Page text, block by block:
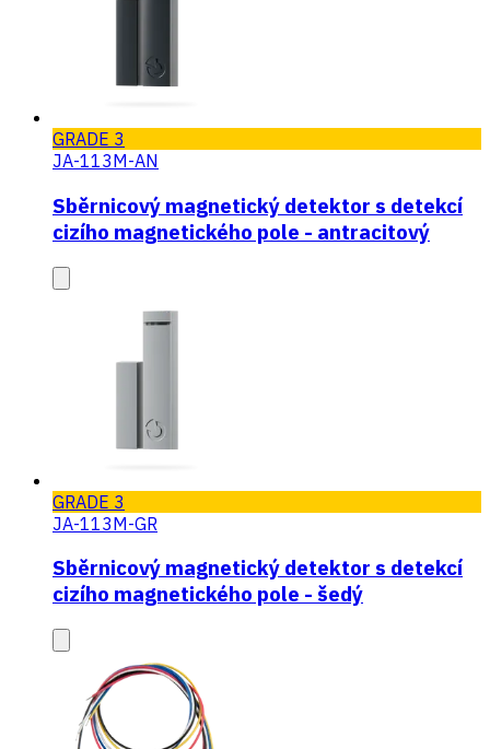
GRADE 3
JA-113M-AN
Sběrnicový magnetický detektor s detekcí
cizího magnetického pole - antracitový
GRADE 3
JA-113M-GR
Sběrnicový magnetický detektor s detekcí
cizího magnetického pole - šedý